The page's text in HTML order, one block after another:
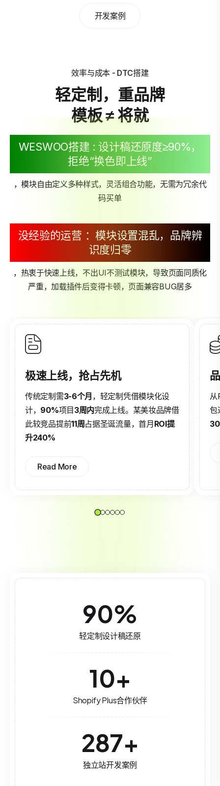
开发案例
效率与成本 - DTC搭建
轻定制，重品牌
模板 ≠ 将就
WESWOO搭建 : 设计稿还原度≥90%，
拒绝“换色即上线”
，模块自由定义多种样式，灵活组合功能，无需为冗余代
码买单
没经验的运营 ：模块设置混乱，品牌辨
识度归零
，热衷于快速上线，不出UI不测试模块，导致页面同质化
严重，加载插件后变得卡顿，页面兼容BUG居多
极速上线，抢占先机
传统定制需3-6个月 ，轻定制凭借模块化设
计， 90%项目 3周内完成上线。某美妆品牌借
此较竞品提前11周 占据圣诞流量，首月 ROI提
升240%
Read More
从
包
90%
轻定制设计稿还原
10+
Shopify Plus合作伙伴
287+
独立站开发案例